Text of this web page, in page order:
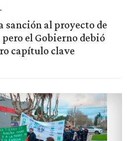
sanción al proyecto de
el Gobierno debió
capítulo clave